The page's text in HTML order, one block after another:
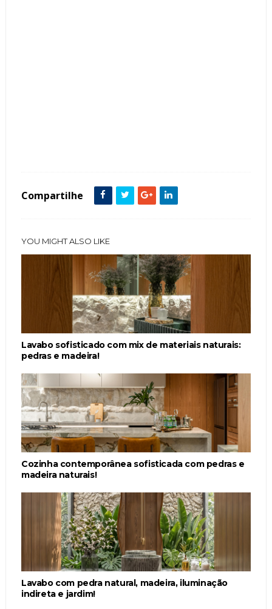
Compartilhe
YOU MIGHT ALSO LIKE
Lavabo sofisticado com mix de materiais naturais:
pedras e madeira!
Cozinha contemporânea sofisticada com pedras e
madeira naturais!
Lavabo com pedra natural, madeira, iluminação
indireta e jardim!